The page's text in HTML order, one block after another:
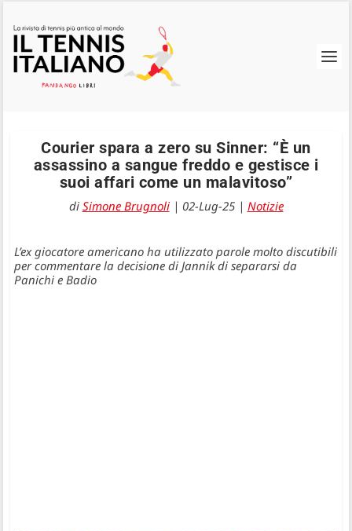
Courier spara a zero su Sinner: “È un
assassino a sangue freddo e gestisce i
suoi affari come un malavitoso”
di Simone Brugnoli| 02-Lug-25| Notizie
L’ex giocatore americano ha utilizzato parole molto discutibili
per commentare la decisione di Jannik di separarsi da
Panichi e Badio